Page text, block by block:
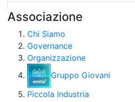
Associazione
Chi Siamo
Governance
Organizzazione
Gruppo Giovani
Piccola Industria